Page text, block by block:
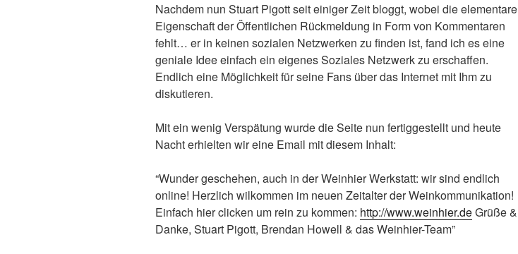
Nachdem nun Stuart Pigott seit einiger Zeit bloggt, wobei die elementare
Eigenschaft der Öffentlichen Rückmeldung in Form von Kommentaren
fehlt… er in keinen sozialen Netzwerken zu finden ist, fand ich es eine
geniale Idee einfach ein eigenes Soziales Netzwerk zu erschaffen.
Endlich eine Möglichkeit für seine Fans über das Internet mit Ihm zu
diskutieren.
Mit ein wenig Verspätung wurde die Seite nun fertiggestellt und heute
Nacht erhielten wir eine Email mit diesem Inhalt:
“Wunder geschehen, auch in der Weinhier Werkstatt: wir sind endlich
online! Herzlich wilkommen im neuen Zeitalter der Weinkommunikation!
Einfach hier clicken um rein zu kommen: http://www.weinhier.deGrüße &
Danke, Stuart Pigott, Brendan Howell & das Weinhier-Team”